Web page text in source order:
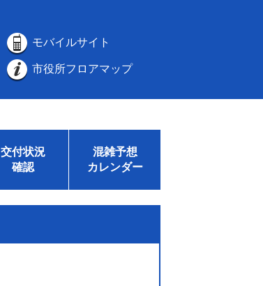
モバイルサイト
市役所フロアマップ
交付状況
確認
混雑予想
カレンダー